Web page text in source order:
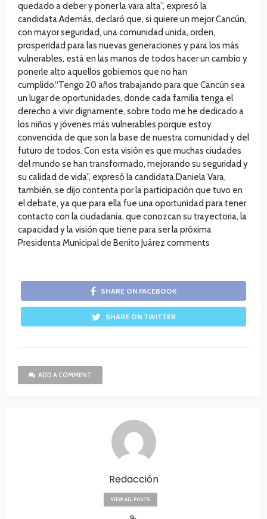
quedado a deber y poner la vara alta”, expresó la
candidata.Además, declaró que, si quiere un mejor Cancún,
con mayor seguridad, una comunidad unida, orden,
prosperidad para las nuevas generaciones y para los más
vulnerables, está en las manos de todos hacer un cambio y
ponerle alto aquellos gobiernos que no han
cumplido.“Tengo 20 años trabajando para que Cancún sea
un lugar de oportunidades, donde cada familia tenga el
derecho a vivir dignamente, sobre todo me he dedicado a
los niños y jóvenes más vulnerables porque estoy
convencida de que son la base de nuestra comunidad y del
futuro de todos. Con esta visión es que muchas ciudades
del mundo se han transformado, mejorando su seguridad y
su calidad de vida”, expresó la candidata.Daniela Vara,
también, se dijo contenta por la participación que tuvo en
el debate, ya que para ella fue una oportunidad para tener
contacto con la ciudadanía, que conozcan su trayectoria, la
capacidad y la visión que tiene para ser la próxima
Presidenta Municipal de Benito Juárez comments
SHARE ON FACEBOOK
SHARE ON TWITTER
ADD A COMMENT
Redacción
VIEW ALL POSTS